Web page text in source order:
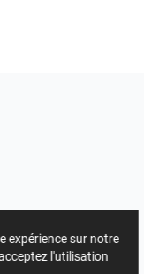
expérience sur notre
l'utilisation